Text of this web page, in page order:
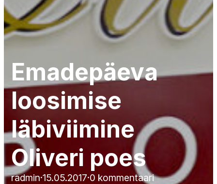
Emadepäeva
loosimise
läbiviimine
Oliveri poes
radmin·15.05.2017·0 kommentaari